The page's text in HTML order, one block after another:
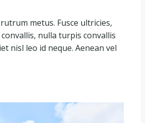
metus. Fusce ultricies,
nulla turpis convallis
nisl leo id neque. Aenean vel